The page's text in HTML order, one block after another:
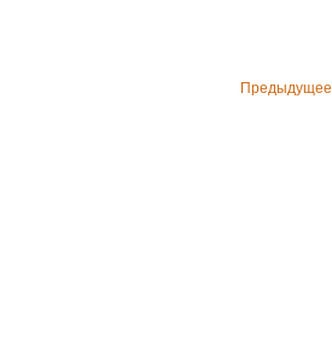
Предыдущее